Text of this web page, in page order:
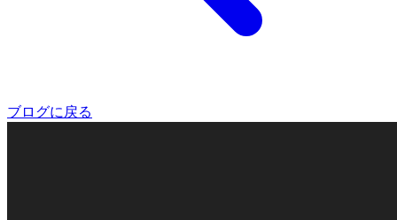
ブログに戻る